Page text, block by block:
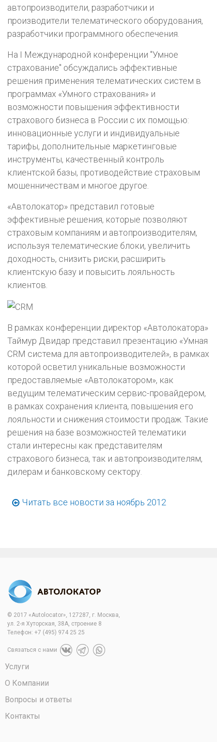
автопроизводители, разработчики и
производители телематического оборудования,
разработчики программного обеспечения.
На I Международной конференции "Умное
страхование" обсуждались эффективные
решения применения телематических систем в
программах «Умного страхования» и
возможности повышения эффективности
страхового бизнеса в России с их помощью:
инновационные услуги и индивидуальные
тарифы, дополнительные маркетинговые
инструменты, качественный контроль
клиентской базы, противодействие страховым
мошенничествам и многое другое.
«Автолокатор» представил готовые
эффективные решения, которые позволяют
страховым компаниям и автопроизводителям,
используя телематические блоки, увеличить
доходность, снизить риски, расширить
клиентскую базу и повысить лояльность
клиентов.
В рамках конференции директор «Автолокатора»
Таймур Двидар представил презентацию «Умная
CRM система для автопроизводителей», в рамках
которой осветил уникальные возможности
предоставляемые «Автолокатором», как
ведущим телематическим сервис-провайдером,
в рамках сохранения клиента, повышения его
лояльности и снижения стоимости продаж. Такие
решения на базе возможностей телематики
стали интересны как представителям
страхового бизнеса, так и автопроизводителям,
дилерам и банковскому сектору.
Читать все новости за ноябрь 2012
© 2017 «Autolocator», 127287, г. Москва,
ул. 2-я Хуторская, 38А, строение 8
Телефон: +7 (495) 974 25 25
Связаться с нами
Услуги
О Компании
Вопросы и ответы
Контакты